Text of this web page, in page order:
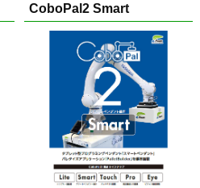
CoboPal2 Smart